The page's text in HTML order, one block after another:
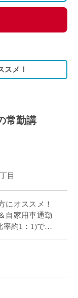
スメ！
常勤講
目
にオススメ！
自家用車通勤
率約1：1)でス